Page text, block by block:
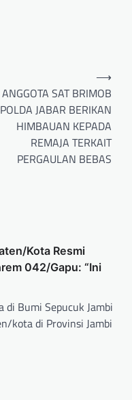
ANGGOTA SAT BRIMOB
POLDA JABAR BERIKAN
HIMBAUAN KEPADA
REMAJA TERKAIT
PERGAULAN BEBAS
⟶
Kota Resmi
042/Gapu: “Ini
di Bumi Sepucuk Jambi
kota di Provinsi Jambi